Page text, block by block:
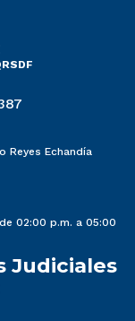
Reyes Echandía
02:00 p.m. a 05:00
Judiciales